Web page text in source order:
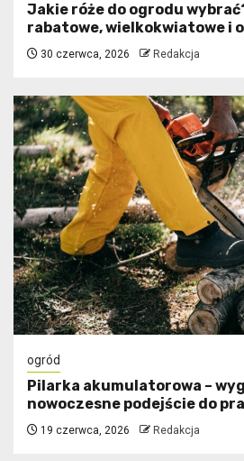
Jakie róże do ogrodu
rabatowe, wielkokwiatowe i
30 czerwca, 2026 Redakcja
ogród
Pilarka akumulatorowa –
nowoczesne podejście do
19 czerwca, 2026 Redakcja